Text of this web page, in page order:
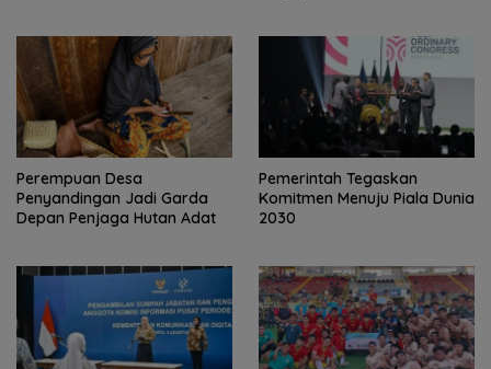
Perempuan Desa
Penyandingan Jadi Garda
Depan Penjaga Hutan Adat
Pemerintah Tegaskan
Komitmen Menuju Piala Dunia
2030